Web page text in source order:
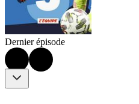
Dernier épisode